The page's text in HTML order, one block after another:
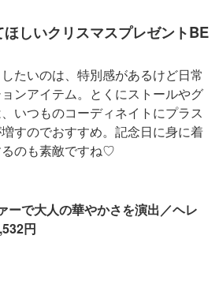
しいクリスマスプレゼントBE
たいのは、特別感があるけど日常
ンアイテム。とくにストールやグ
いつものコーディネイトにプラス
すのでおすすめ。記念日に身に着
のも素敵ですね♡
ーで大人の華やかさを演出／ヘレ
円